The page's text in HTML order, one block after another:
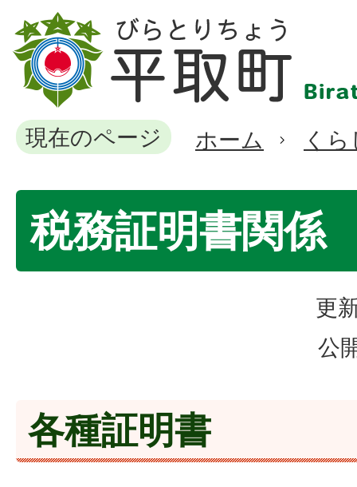
現在のページ ホーム く
税務証明書関係
更
公
各種証明書